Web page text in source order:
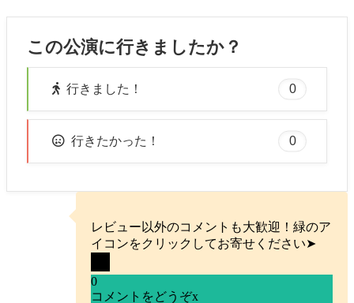
この公演に行きましたか？
行きました！ 0
行きたかった！ 0
レビュー以外のコメントも大歓迎！緑のア
イコンをクリックしてお寄せください➤
0
コメントをどうぞx